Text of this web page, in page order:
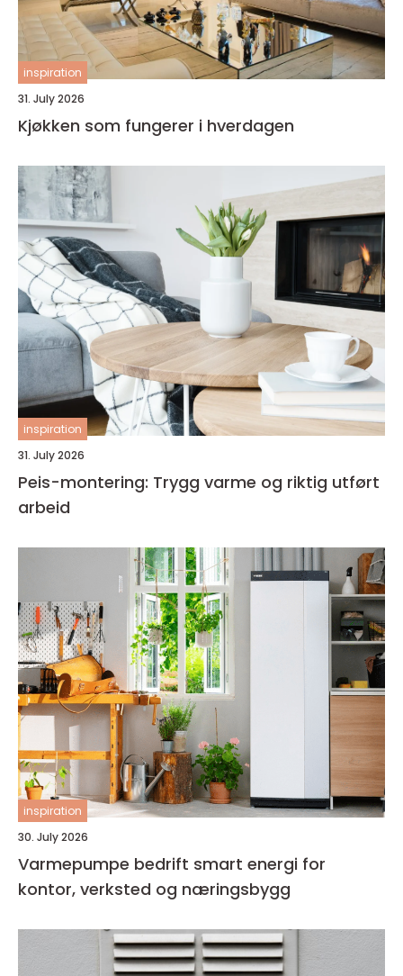
inspiration
31. July 2026
Kjøkken som fungerer i hverdagen
inspiration
31. July 2026
Peis-montering: Trygg varme og riktig utført
arbeid
inspiration
30. July 2026
Varmepumpe bedrift smart energi for
kontor, verksted og næringsbygg